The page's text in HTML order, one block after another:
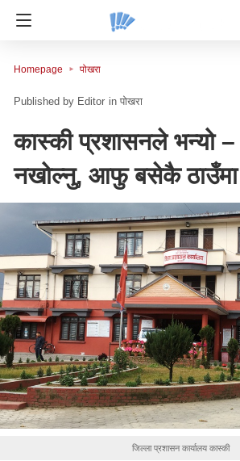
Homepage पोखरा
Editor in पोखरा
कास्की प्रशासनले भन्यो –
नखोल्नु, आफु बसेकै
जिल्ला प्रशासन कार्यालय कास्की